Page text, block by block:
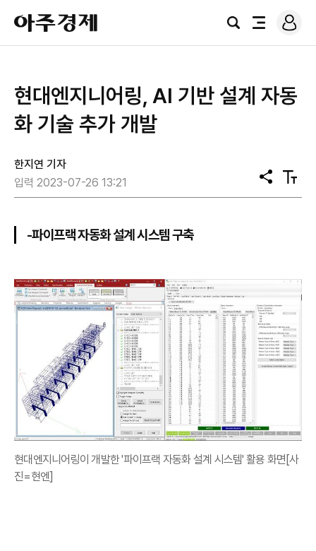
아
주
경
검
전
로
그
현대엔지니어링, AI 기반 설계 자동
화 기술 추가 개발
한지연 기자
입력 2023-07-26 13:21
공
유
텍
스
-파이프랙 자동화 설계 시스템 구축
현대엔지니어링이 개발한 '파이프랙 자동화 설계 시스템' 활용 화면[사
진=현엔]